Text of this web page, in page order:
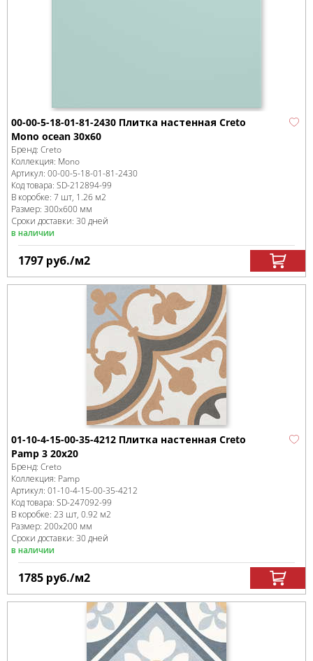
00-00-5-18-01-81-2430 Плитка настенная Creto
Mono ocean 30х60
Бренд: Creto
Коллекция: Mono
Артикул: 00-00-5-18-01-81-2430
Код товара: SD-212894-99
В коробке: 7 шт, 1.26 м2
Размер: 300x600 мм
Сроки доставки: 30 дней
в наличии
1797 руб./м2
01-10-4-15-00-35-4212 Плитка настенная Creto
Pamp 3 20х20
Бренд: Creto
Коллекция: Pamp
Артикул: 01-10-4-15-00-35-4212
Код товара: SD-247092-99
В коробке: 23 шт, 0.92 м2
Размер: 200x200 мм
Сроки доставки: 30 дней
в наличии
1785 руб./м2